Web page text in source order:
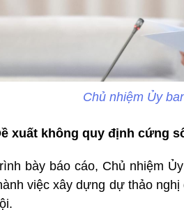
Chủ nhiệm Ủy
xuất không quy định cứng
bày báo cáo, Chủ nhiệm
việc xây dựng dự thảo